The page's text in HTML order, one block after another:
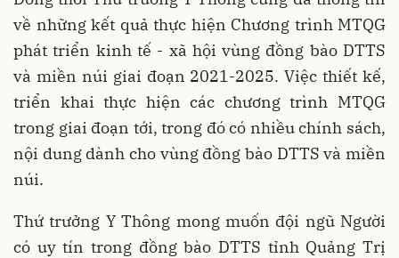
về những kết quả thực hiện Chương trình MTQG
phát triển kinh tế - xã hội vùng đồng bào DTTS
và miền núi giai đoạn 2021-2025. Việc thiết kế,
triển khai thực hiện các chương trình MTQG
trong giai đoạn tới, trong đó có nhiều chính sách,
nội dung dành cho vùng đồng bào DTTS và miền
núi.
Thứ trưởng Y Thông mong muốn đội ngũ Người
có uy tín trong đồng bào DTTS tỉnh Quảng Trị